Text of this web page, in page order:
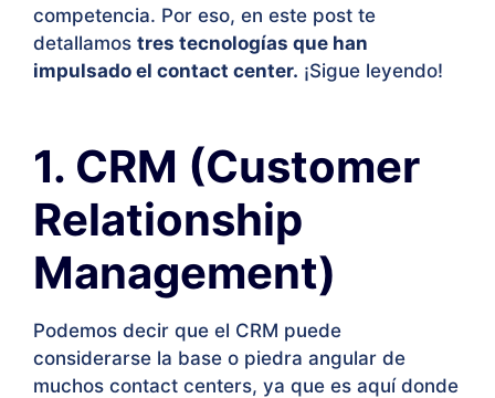
competencia. Por eso, en este post te
detallamos tres tecnologías que han
impulsado el contact center. ¡Sigue leyendo!
1. CRM (Customer
Relationship
Management)
Podemos decir que el CRM puede
considerarse la base o piedra angular de
muchos contact centers, ya que es aquí donde